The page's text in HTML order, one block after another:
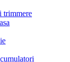
trimmere